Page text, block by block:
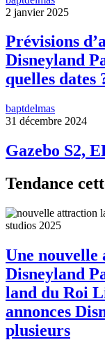
2 janvier 2025
Prévisions
Disneyland
quelles dates
baptdelmas
31 décembre 2024
Gazebo S2,
Tendance
Une
Disneyland
land du Roi
annonces
plusieurs